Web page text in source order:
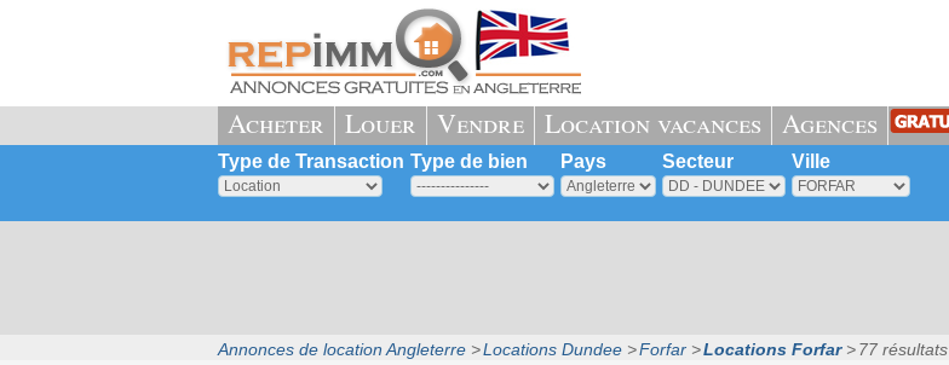
Acheter Louer Vendre Location vacances Agences
Type de Transaction Type de bien Pays Secteur Ville
Annonces de location Angleterre Locations Dundee Forfar Locations Forfar 77 résultats